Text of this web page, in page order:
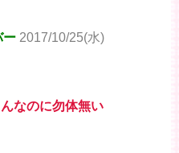
ー 2017/10/25(水)
なのに勿体無い